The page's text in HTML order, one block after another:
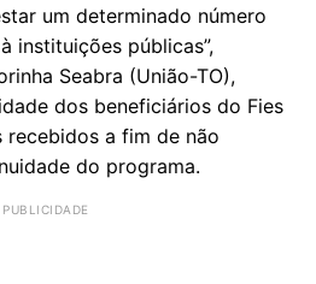
um determinado número
instituições públicas”,
Seabra (União-TO),
dos beneficiários do Fies
a fim de não
do programa.